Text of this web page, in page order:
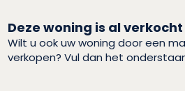
Deze woning is al
Wilt u ook uw woning door een
verkopen? Vul dan het